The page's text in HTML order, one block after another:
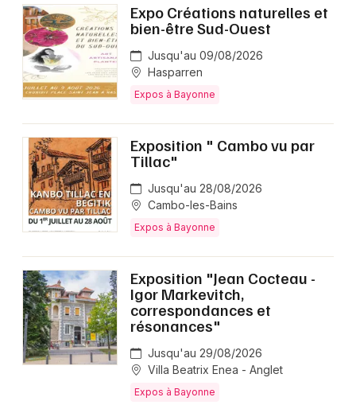
Expo Créations naturelles et
bien-être Sud-Ouest
Jusqu'au 09/08/2026
Hasparren
Expos à Bayonne
Exposition " Cambo vu par
Tillac"
Jusqu'au 28/08/2026
Cambo-les-Bains
Expos à Bayonne
Exposition "Jean Cocteau -
Igor Markevitch,
correspondances et
résonances"
Jusqu'au 29/08/2026
Villa Beatrix Enea - Anglet
Expos à Bayonne